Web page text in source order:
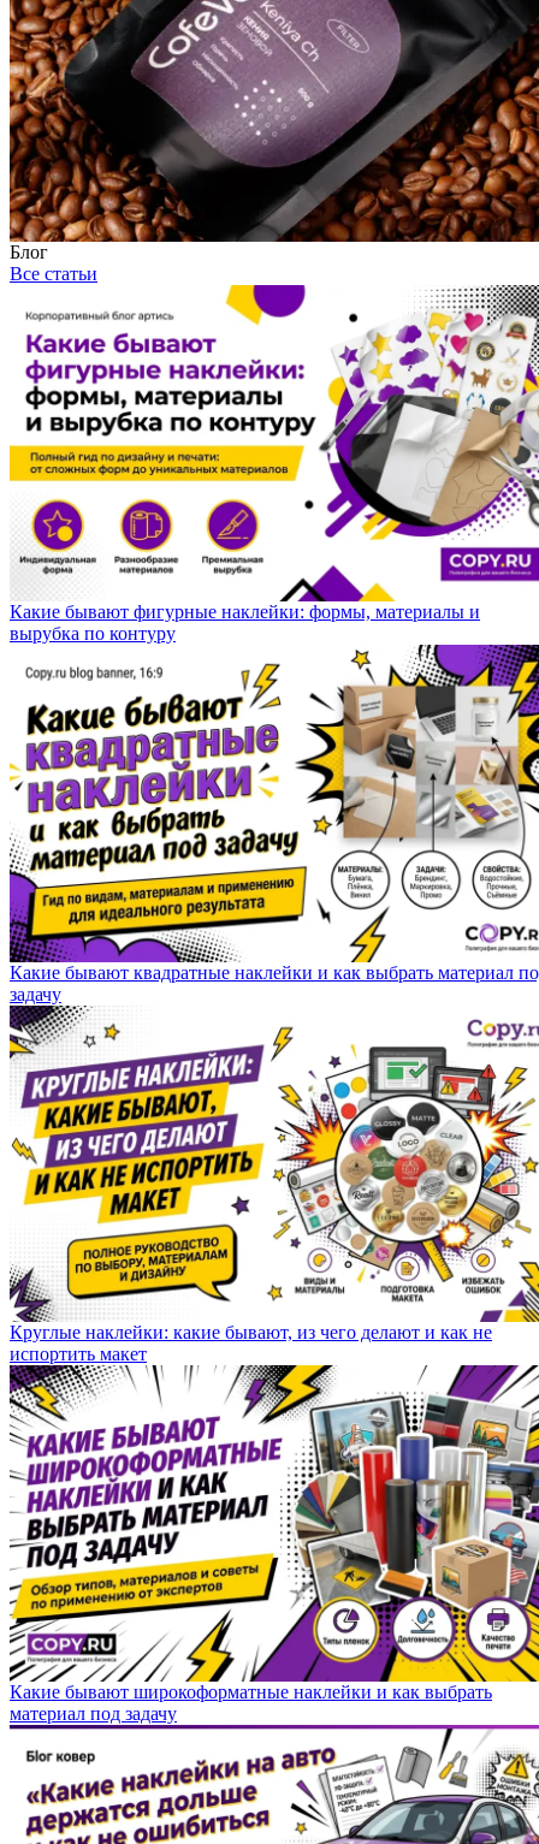
Блог
Все статьи
Какие бывают фигурные наклейки: формы, материалы и
вырубка по контуру
Какие бывают квадратные наклейки и как выбрать материал
задачу
Круглые наклейки: какие бывают, из чего делают и как не
испортить макет
Какие бывают широкоформатные наклейки и как выбрать
материал под задачу